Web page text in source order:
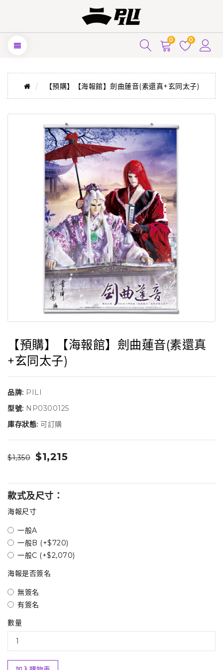
0 0
【預購】【海報館】劍曲蓮音(素還真+玄同太子)
【預購】【海報館】劍曲蓮音(素還真
+玄同太子)
品牌: PILI
型號: NP0300125
庫存狀態: 可訂購
$1,350 $1,215
款式及尺寸：
海報尺寸
一般A
一般B (+$720)
一般C (+$2,070)
海報是否簽名
無簽名
有簽名
數量